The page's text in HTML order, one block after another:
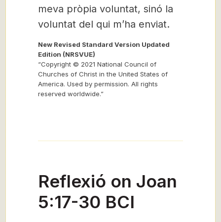
meva pròpia voluntat, sinó la
voluntat del qui m’ha enviat.
New Revised Standard Version Updated
Edition (NRSVUE)
“Copyright © 2021 National Council of
Churches of Christ in the United States of
America. Used by permission. All rights
reserved worldwide.”
Reflexió on Joan
5:17-30 BCI